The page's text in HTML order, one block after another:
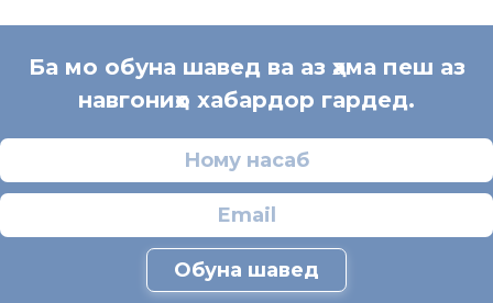
Ба мо обуна шавед ва аз ҳама пеш аз
навгониҳо хабардор гардед.
Обуна шавед